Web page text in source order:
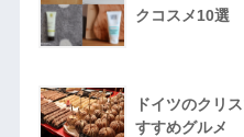
クコスメ10選
ドイツのクリ
すすめグルメ